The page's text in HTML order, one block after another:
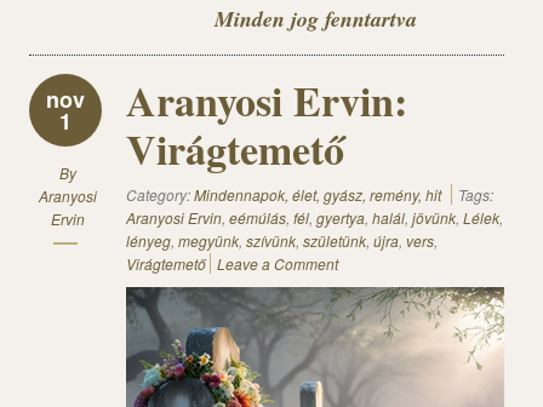
Minden jog fenntartva
nov
1
By
Aranyosi
Ervin
Aranyosi Ervin:
Virágtemető
Category:Mindennapok, élet, gyász, remény, hit
Tags:
Aranyosi Ervin, eémúlás, fél, gyertya, halál, jövünk, Lélek,
lényeg, megyünk, szívünk, születünk, újra, vers,
Virágtemető Leave a Comment